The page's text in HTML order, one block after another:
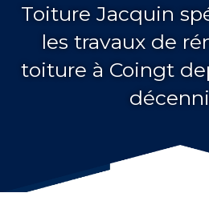
Toiture Jacquin
les travaux de
toiture à Coingt